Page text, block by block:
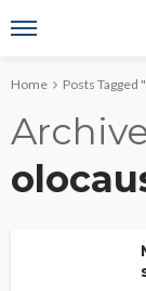
Home Posts Tagged